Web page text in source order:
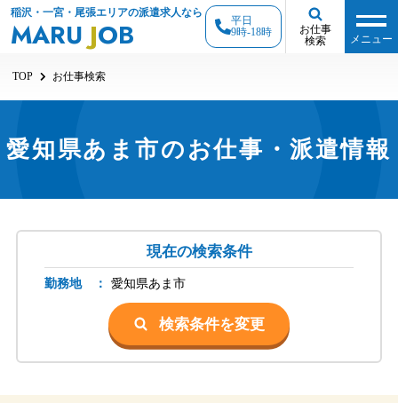
稲沢・一宮・尾張エリアの派遣求人なら
MARU JOB
平日
9時-18時
お仕事
検索
メニュー
TOP お仕事検索
愛知県あま市のお仕事・派遣情報
現在の検索条件
勤務地 ： 愛知県あま市
検索条件を変更